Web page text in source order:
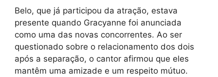
Belo, que já participou da atração, estava
presente quando Gracyanne foi anunciada
como uma das novas concorrentes. Ao ser
questionado sobre o relacionamento dos dois
após a separação, o cantor afirmou que eles
mantêm uma amizade e um respeito mútuo.